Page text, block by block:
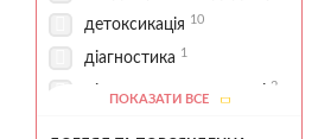
лікування поведінкових
залежностей
програма 12 кроків
детоксикація 10
діагностика 1
діагностика залежності 2
ПОКАЗАТИ ВСЕ